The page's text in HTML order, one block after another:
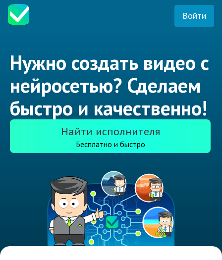
Войти
Нужно создать видео с
нейросетью? Сделаем
быстро и качественно!
Найти исполнителя
Бесплатно и быстро